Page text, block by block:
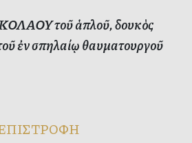
τοῦ ἁπλοῦ, δουκὸς
ἐν σπηλαίῳ θαυματουργοῦ